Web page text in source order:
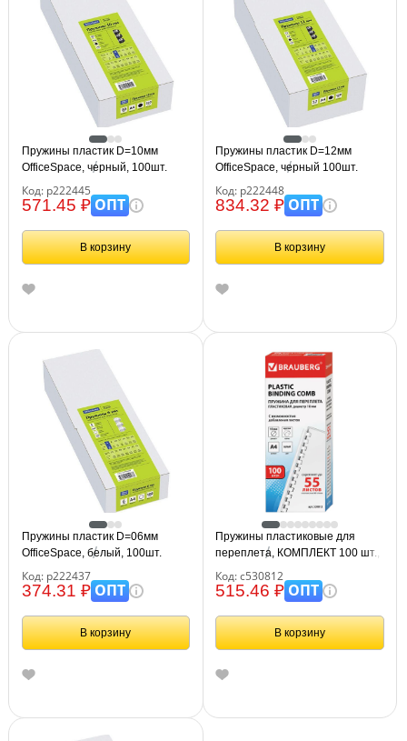
Пружины пластик D=10мм
OfficeSpace, черный, 100шт.
Код: р222445
571.45 ₽ОПТ
В корзину
Пружины пластик D=12мм
OfficeSpace, черный 100шт.
Код: р222448
834.32 ₽ОПТ
В корзину
Пружины пластик D=06мм
OfficeSpace, белый, 100шт.
Код: р222437
374.31 ₽ОПТ
В корзину
Пружины пластиковые для
переплета, КОМПЛЕКТ 100 шт.,
белые, BRAUBERG, 530812
Код: с530812
515.46 ₽ОПТ
В корзину